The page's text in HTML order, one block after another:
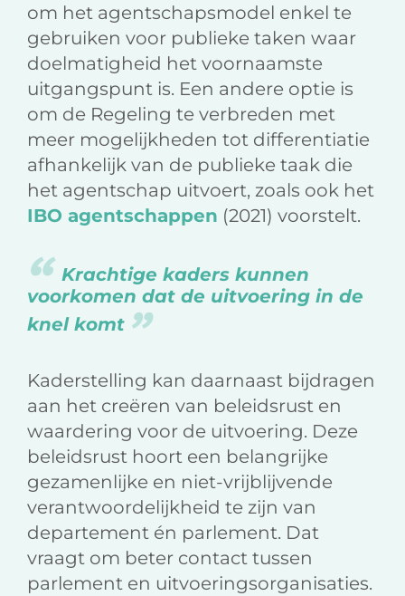
om het agentschapsmodel enkel te
gebruiken voor publieke taken waar
doelmatigheid het voornaamste
uitgangspunt is. Een andere optie is
om de Regeling te verbreden met
meer mogelijkheden tot differentiatie
afhankelijk van de publieke taak die
het agentschap uitvoert, zoals ook het
IBO agentschappen (2021) voorstelt.
Krachtige kaders kunnen
voorkomen dat de uitvoering in de
knel komt
Kaderstelling kan daarnaast bijdragen
aan het creëren van beleidsrust en
waardering voor de uitvoering. Deze
beleidsrust hoort een belangrijke
gezamenlijke en niet-vrijblijvende
verantwoordelijkheid te zijn van
departement én parlement. Dat
vraagt om beter contact tussen
parlement en uitvoeringsorganisaties.